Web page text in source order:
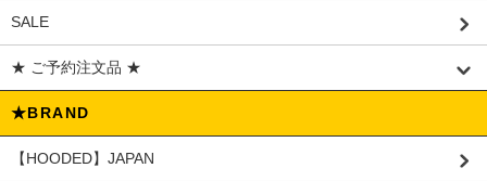
SALE
★ ご予約注文品 ★
★BRAND
【HOODED】JAPAN